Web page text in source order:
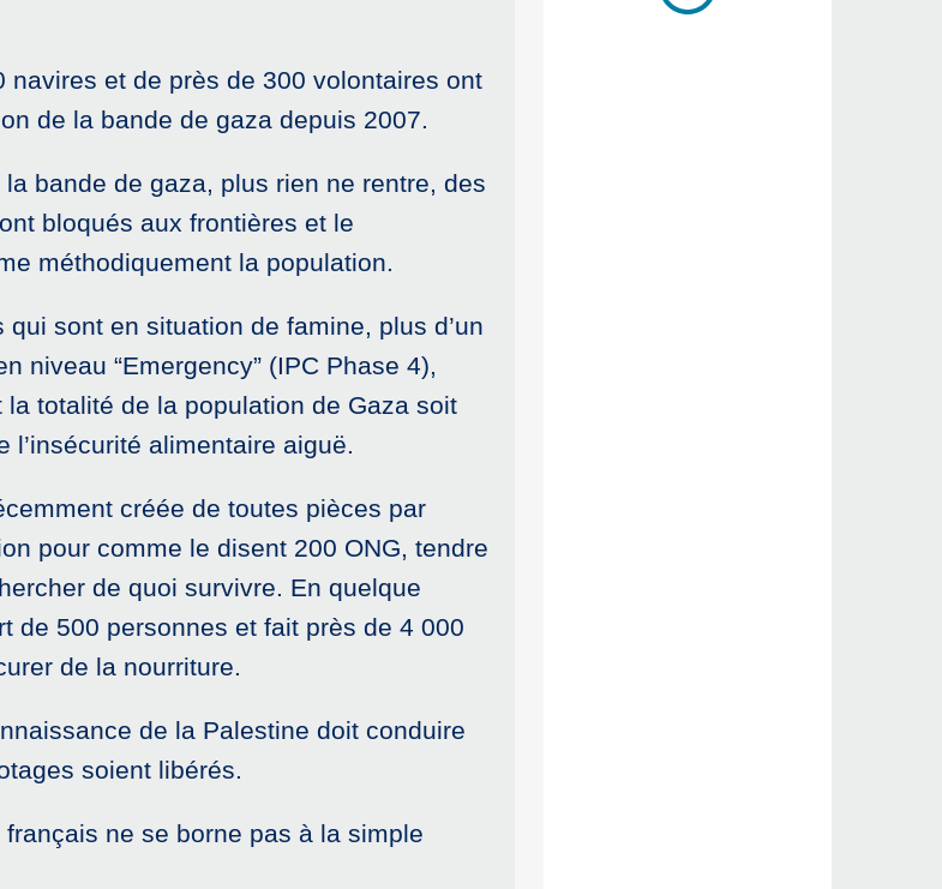
et de près de 300 volontaires ont
de la bande de gaza depuis 2007.
bande de gaza, plus rien ne rentre, des
bloqués aux frontières et le
méthodiquement la population.
sont en situation de famine, plus d’un
niveau “Emergency” (IPC Phase 4),
totalité de la population de Gaza soit
alimentaire aiguë.
créée de toutes pièces par
pour comme le disent 200 ONG, tendre
de quoi survivre. En quelque
de 500 personnes et fait près de 4 000
de la nourriture.
de la Palestine doit conduire
soient libérés.
ne se borne pas à la simple